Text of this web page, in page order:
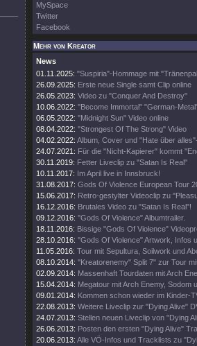
MySpace
Twitter
Facebook
Mehr von Kreator
News
01.11.2025: "Suspiria"-Hommage mit
26.09.2025: Erste neue Single samt Clip online
26.05.2023: Video zu "Conquer And Destroy"
10.06.2022: "Become Immortal" "German-
06.05.2022: "Midnight Sun" Video online
08.04.2022: "Strongest Of The Strong" Video
04.02.2022: Album, Cover und "Hate über
24.07.2021: Für die "Nicht-Kapierer" kommt
30.11.2019: Fetter Liveclip zu "Satan Is Real"
10.11.2017: Im April live in Innsbruck!
31.08.2017: Gods Of Violence European Tour
15.06.2017: Retro-gestylter Videoclip zu
16.12.2016: Brutales Video zu "Satan Is Real"!
09.12.2016: "Gods Of Violence" Albumtrailer.
18.11.2016: Bissige "Gods Of Violence"
28.10.2016: "Gods Of Violence" Artwork, Infos
11.05.2016: Tour mit Sepultura, Soilwork und
08.10.2014: "Kreatorenemy" Split 7" zur Tour
02.09.2014: Massenhaft Tourdaten mit Arch
15.04.2014: Megatour mit Arch Enemy, Sodom
09.01.2014: Kommen schon wieder im Kinder-
22.08.2013: Weitere Liveclip zur "Dying Alive"
24.07.2013: Stellen neuen Liveclip von "Dying
26.06.2013: Posten den ersten "Dying Alive"
20.06.2013: Alle VÖ-Infos und Tracklists zu